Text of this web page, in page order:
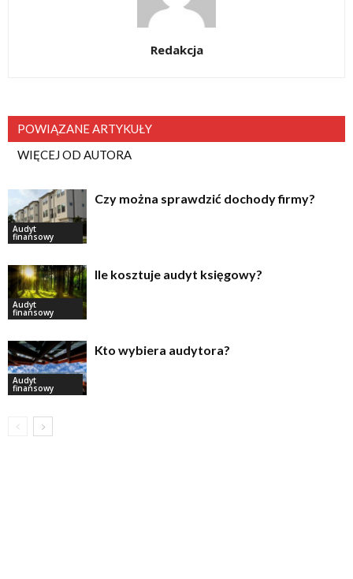
Redakcja
POWIĄZANE ARTYKUŁY
WIĘCEJ OD AUTORA
Audyt
finansowy
Czy można sprawdzić dochody firmy?
Audyt
finansowy
Ile kosztuje audyt księgowy?
Audyt
finansowy
Kto wybiera audytora?